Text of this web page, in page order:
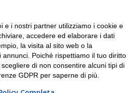
e spedizione pacchi nelle
città italiane
|Bologna|Firenze| Genova
|Varese
e i nostri partner utilizziamo i cookie e
accedere ed elaborare i dati
la visita al sito web o la
annunci. Poiché rispettiamo il tuo diritto
di non consentire alcuni tipi di
GDPR per saperne di più.